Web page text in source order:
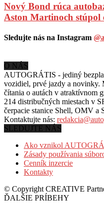
Nový Bond rúca
Aston Martinoch stúpol
Sledujte nás na Instagram
O NÁS
AUTOGRÁTIS - jediný
vozidiel, prvé jazdy a novinky.
čítania o autách v atraktívnom
214 distribučných miestach v
čerpacie stanice Shell, OMV a
Kontaktujte nás:
SLEDUJTE NÁS
Ako vznikol
Zásady používania
Cenník inzercie
Kontakty
© Copyright CREATIVE
ĎALŠIE PRÍBEHY